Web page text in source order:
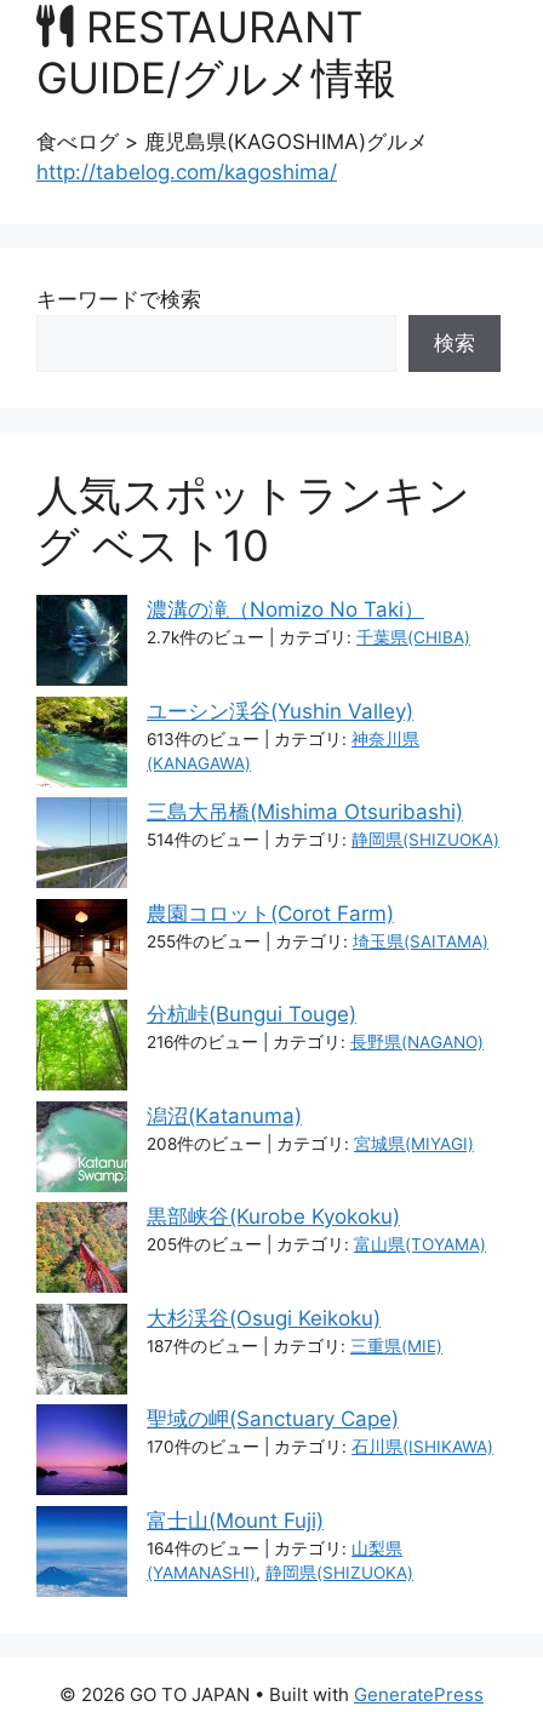
RESTAURANT
GUIDE/グルメ情報
食べログ > 鹿児島県(KAGOSHIMA)グルメ
http://tabelog.com/kagoshima/
キーワードで検索
検索
人気スポットランキン
グ ベスト10
濃溝の滝（Nomizo No Taki）
2.7k件のビュー カテゴリ: 千葉県(CHIBA)
ユーシン渓谷(Yushin Valley)
613件のビュー カテゴリ: 神奈川県
(KANAGAWA)
三島大吊橋(Mishima Otsuribashi)
514件のビュー カテゴリ: 静岡県(SHIZUOKA)
農園コロット(Corot Farm)
255件のビュー カテゴリ: 埼玉県(SAITAMA)
分杭峠(Bungui Touge)
216件のビュー カテゴリ: 長野県(NAGANO)
潟沼(Katanuma)
208件のビュー カテゴリ: 宮城県(MIYAGI)
黒部峡谷(Kurobe Kyokoku)
205件のビュー カテゴリ: 富山県(TOYAMA)
大杉渓谷(Osugi Keikoku)
187件のビュー カテゴリ: 三重県(MIE)
聖域の岬(Sanctuary Cape)
170件のビュー カテゴリ: 石川県(ISHIKAWA)
富士山(Mount Fuji)
164件のビュー カテゴリ: 山梨県
(YAMANASHI), 静岡県(SHIZUOKA)
© 2026 GO TO JAPAN • Built with GeneratePress